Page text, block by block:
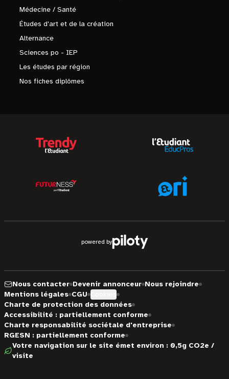
Médecine / Santé
Études d'art et de la création
Alternance
Sciences po - IEP
Les études par région
Nos fiches diplômes
powered by
Nous contacter Devenir annonceur Nous rejoindre
Mentions légales CGU
Charte de protection des données
Accessibilité : partiellement conforme
Charte responsabilité sociétale d'entreprise
RGESN : partiellement conforme
Votre navigation sur le site émet environ : 0,5g CO2e /
visite